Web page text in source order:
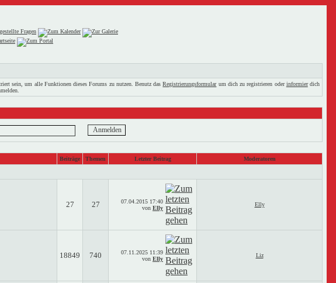
sein, um alle Funktionen dieses Forums zu nutzen. Benutz dasRegistrierungsformularum dich zu registrieren oderinformierdich
Beiträge Themen Letzter Beitrag Moderatoren
27 27 07.04.2015 17:40
von Elly
Elly
18849 740 07.11.2025 11:39
von Elly
Liz